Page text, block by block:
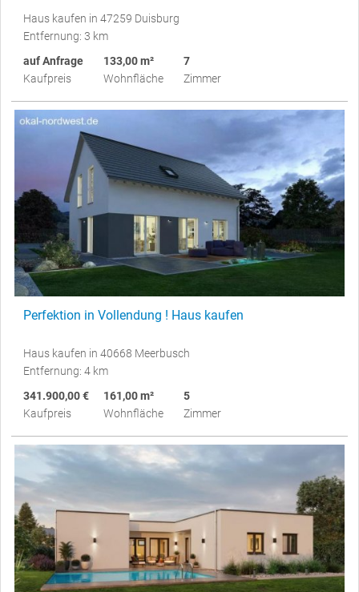
Haus kaufen in 47259 Duisburg
Entfernung: 3 km
auf Anfrage
Kaufpreis
133,00 m²
Wohnfläche
7
Zimmer
Perfektion in Vollendung ! Haus kaufen
Haus kaufen in 40668 Meerbusch
Entfernung: 4 km
341.900,00 €
Kaufpreis
161,00 m²
Wohnfläche
5
Zimmer